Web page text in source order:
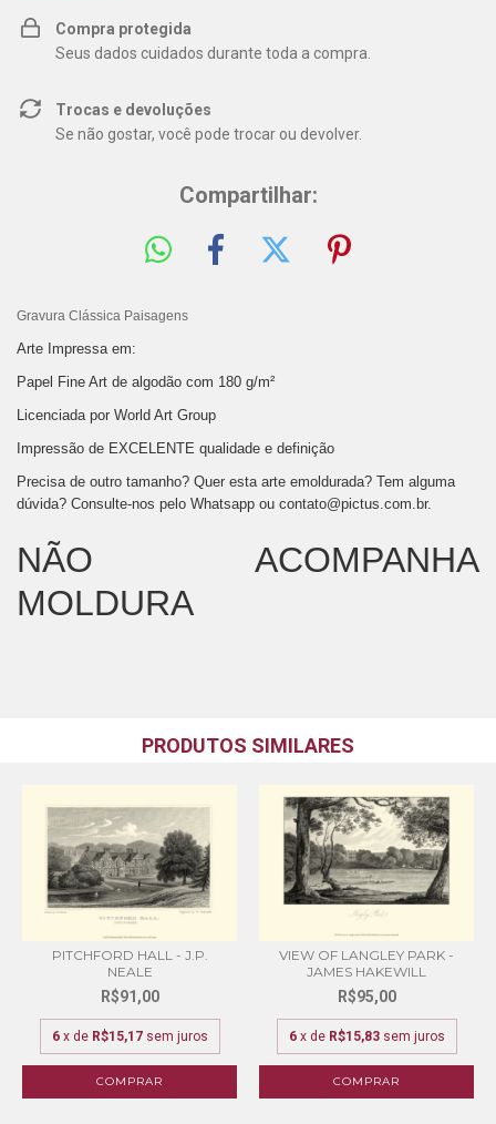
Compra protegida
Seus dados cuidados durante toda a compra.
Trocas e devoluções
Se não gostar, você pode trocar ou devolver.
Compartilhar:
Gravura Clássica Paisagens
Arte Impressa em:
Papel Fine Art de algodão com 180 g/m²
Licenciada por World Art Group
Impressão de EXCELENTE qualidade e definição
Precisa de outro tamanho? Quer esta arte emoldurada? Tem alguma
dúvida? Consulte-nos pelo Whatsapp ou contato@pictus.com.br.
NÃO ACOMPANHA
MOLDURA
PRODUTOS SIMILARES
PITCHFORD HALL - J.P.
NEALE
R$91,00
6 x de R$15,17 sem juros
COMPRAR
VIEW OF LANGLEY PARK -
JAMES HAKEWILL
R$95,00
6 x de R$15,83 sem juros
COMPRAR